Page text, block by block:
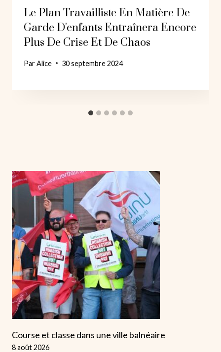
Le Plan Travailliste En Matière De
Garde D'enfants Entraînera Encore
Plus De Crise Et De Chaos
ParAlice 30 septembre 2024
Course et classe dans une ville balnéaire
8 août 2026